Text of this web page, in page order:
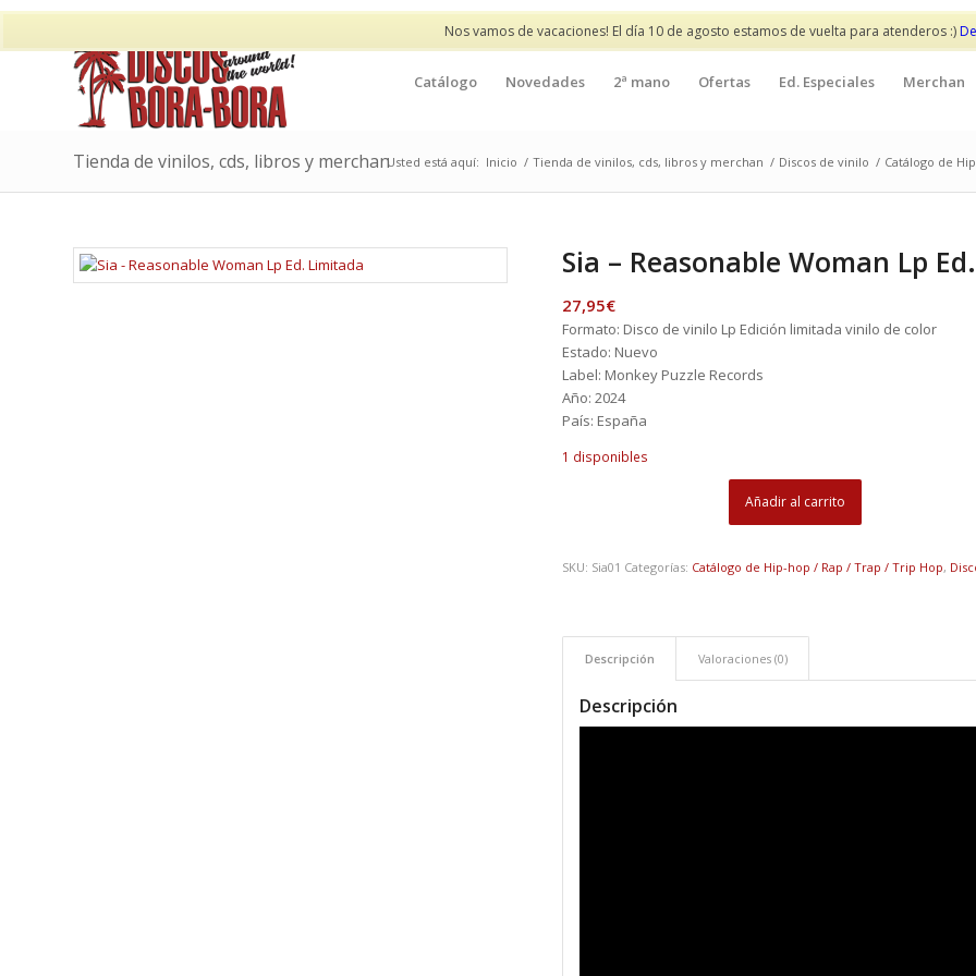
Nos vamos de vacaciones! El día 10 de agosto estamos de vuelta para atenderos :)
Catálogo Novedades 2ª mano Ofertas Ed. Especiales Merchan
Tienda de vinilos, cds, libros y merchanUsted está aquí: Inicio / Tienda de vinilos, cds, libros y merchan / Discos de vinilo / Catálogo de
Sia – Reasonable Woman Lp
27,95€
Formato: Disco de vinilo Lp Edición limitada vinilo de color
Estado: Nuevo
Label: Monkey Puzzle Records
Año: 2024
País: España
1 disponibles
Añadir al carrito
SKU: Sia01 Categorías: Catálogo de Hip-hop / Rap / Trap / Trip Hop,
Descripción Valoraciones (0)
Descripción